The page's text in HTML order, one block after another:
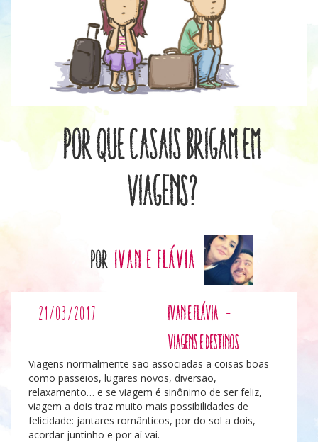
Por que casais brigam em
viagens?
por Ivan e Flávia
21/03/2017 Ivan e Flávia -
Viagens e Destinos
Viagens normalmente são associadas a coisas boas
como passeios, lugares novos, diversão,
relaxamento… e se viagem é sinônimo de ser feliz,
viagem a dois traz muito mais possibilidades de
felicidade: jantares românticos, por do sol a dois,
acordar juntinho e por aí vai.